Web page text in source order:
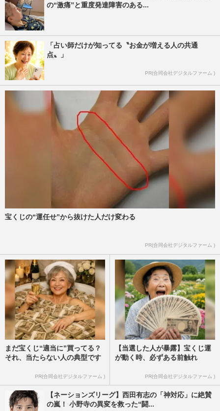
の“激痛”と重度発達障害のある...
「占い師だけが知ってる〝お金が増える人の共通
点〟」
PR(合同会社デジタルファーム )
宝くじの“運任せ”から抜けた人だけ変わる
PR(合同会社デジタルファーム )
まだ宝くじ“適当に”買ってる？
それ、当たらない人の典型です
PR(合同会社デジタルファーム )
【当選した人が暴露】宝くじ運
が動く時、必ずある前触れ
PR(合同会社デジタルファーム )
【ネーションズリーグ】西田有志の「神対応」に絶賛
の嵐！ 小野寺の異変を救った“闘...